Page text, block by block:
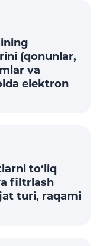
(qonunlar,
va
elektron
to‘liq
filtrlash
turi, raqami